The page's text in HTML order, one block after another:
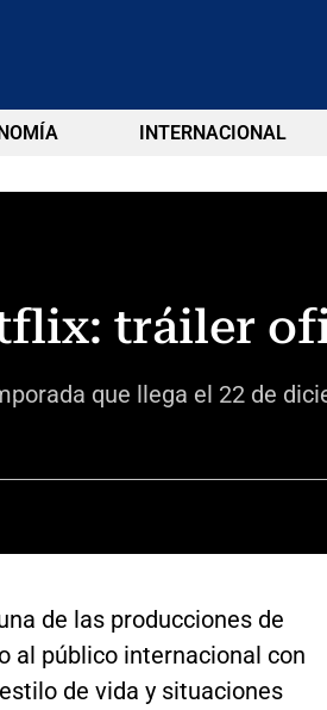
INTERNACIONAL
tráiler
que llega el 22 de
de las producciones de
al público internacional con
de vida y situaciones